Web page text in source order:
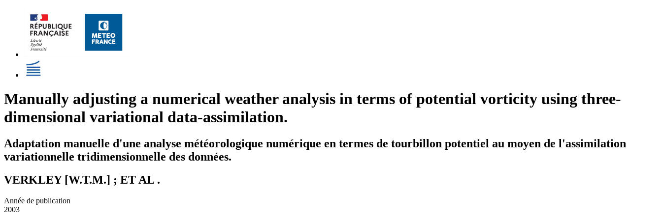
Manually adjusting a numerical weather analysis in terms of potential vorticity using three-
dimensional variational data-assimilation.
Adaptation manuelle d'une analyse météorologique numérique en termes de tourbillon potentiel au moyen de l'assimilation
variationnelle tridimensionnelle des données.
VERKLEY [W.T.M.] ; ET AL .
Année de publication
2003